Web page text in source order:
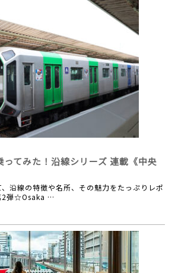
てみた！沿線シリーズ 連載 《中央
沿線の特徴や名所、その魅力をたっぷりレポ
2弾☆Osaka …